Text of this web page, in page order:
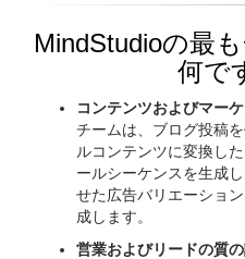
MindStudioの最
何で
コンテンツおよびマー
チームは、ブログ投稿
ルコンテンツに変換し
ールシーケンスを生成
せた広告バリエーショ
成します。
営業およびリードの質